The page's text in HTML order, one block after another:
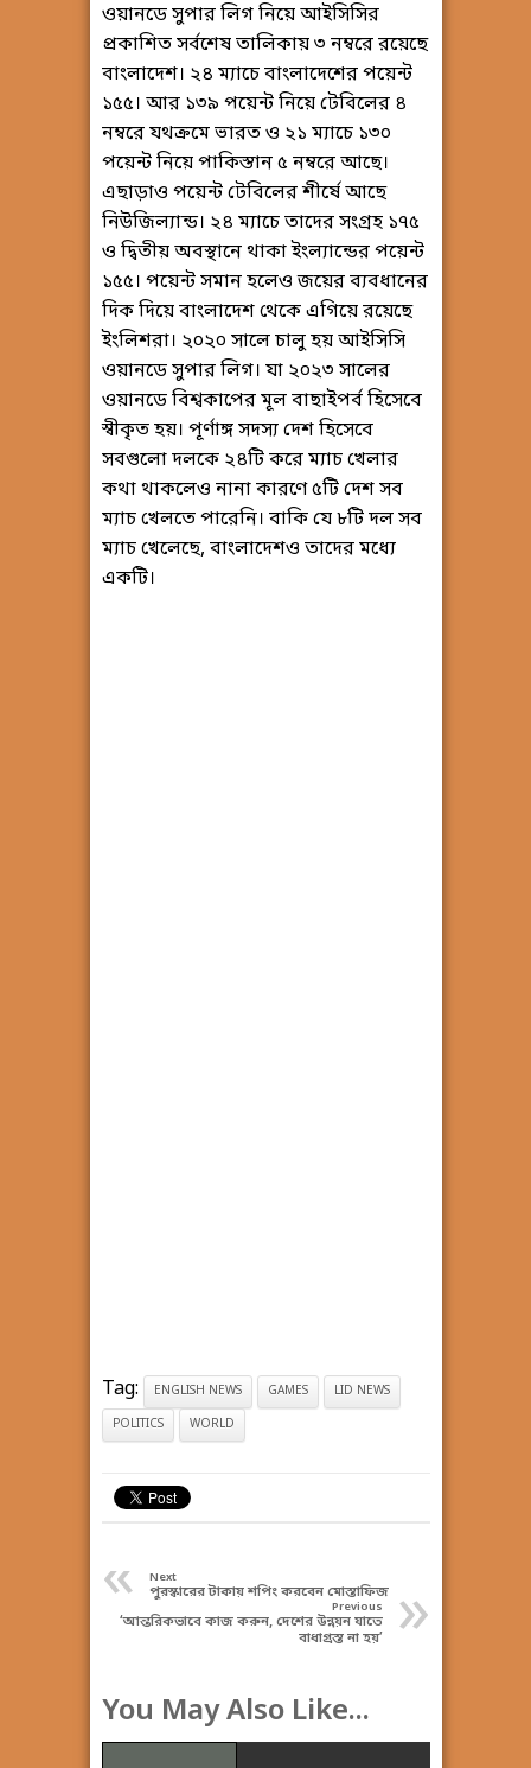
ওয়ানডে সুপার লিগ নিয়ে আইসিসির
প্রকাশিত সর্বশেষ তালিকায় ৩ নম্বরে রয়েছে
বাংলাদেশ। ২৪ ম্যাচে বাংলাদেশের পয়েন্ট
১৫৫। আর ১৩৯ পয়েন্ট নিয়ে টেবিলের ৪
নম্বরে যথক্রমে ভারত ও ২১ ম্যাচে ১৩০
পয়েন্ট নিয়ে পাকিস্তান ৫ নম্বরে আছে।
এছাড়াও পয়েন্ট টেবিলের শীর্ষে আছে
নিউজিল্যান্ড। ২৪ ম্যাচে তাদের সংগ্রহ ১৭৫
ও দ্বিতীয় অবস্থানে থাকা ইংল্যান্ডের পয়েন্ট
১৫৫। পয়েন্ট সমান হলেও জয়ের ব্যবধানের
দিক দিয়ে বাংলাদেশ থেকে এগিয়ে রয়েছে
ইংলিশরা। ২০২০ সালে চালু হয় আইসিসি
ওয়ানডে সুপার লিগ। যা ২০২৩ সালের
ওয়ানডে বিশ্বকাপের মূল বাছাইপর্ব হিসেবে
স্বীকৃত হয়। পূর্ণাঙ্গ সদস্য দেশ হিসেবে
সবগুলো দলকে ২৪টি করে ম্যাচ খেলার
কথা থাকলেও নানা কারণে ৫টি দেশ সব
ম্যাচ খেলতে পারেনি। বাকি যে ৮টি দল সব
ম্যাচ খেলেছে, বাংলাদেশও তাদের মধ্যে
একটি।
Tag: ENGLISH NEWS GAMES LID NEWS
POLITICS WORLD
« Next
পুরস্কারের টাকায় শপিং করবেন মোস্তাফিজ »
Previous
‘আন্তরিকভাবে কাজ করুন, দেশের উন্নয়ন যাতে
বাধাগ্রস্ত না হয়’
You May Also Like...